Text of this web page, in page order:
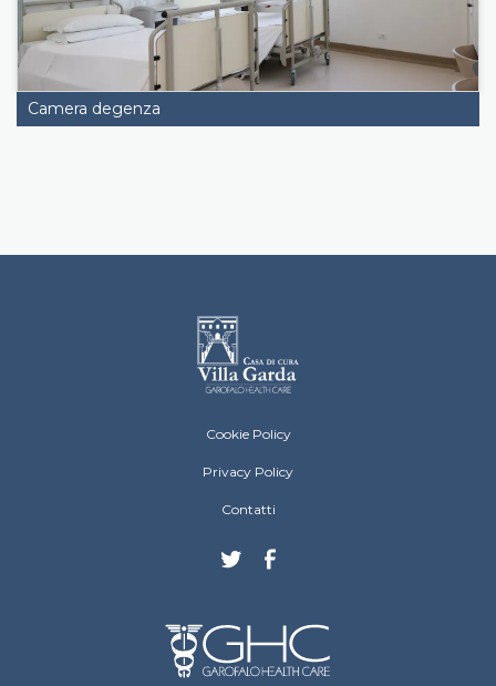
Camera degenza
Villa Garda Footer menu
Cookie Policy
Privacy Policy
Contatti